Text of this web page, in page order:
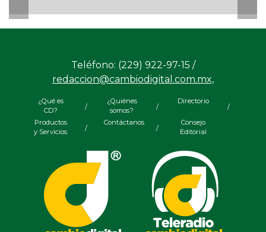
Teléfono: (229) 922-97-15 /
redaccion@cambiodigital.com.mx,
¿Qué es
CD?
/
¿Quiénes
somos?
/
Directorio
/
Productos
y Servicios
/
Contáctanos
/
Consejo
Editorial